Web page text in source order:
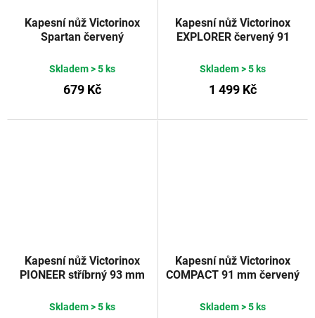
Kapesní nůž Victorinox
Spartan červený
Skladem> 5 ks
679 Kč
Kapesní nůž Victorinox
EXPLORER červený 91
Skladem> 5 ks
1 499 Kč
Kapesní nůž Victorinox
PIONEER stříbrný 93 mm
Skladem> 5 ks
Kapesní nůž Victorinox
COMPACT 91 mm červený
Skladem> 5 ks